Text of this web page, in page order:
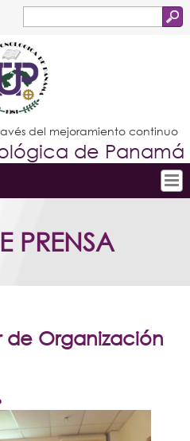
de
búsqueda
del mejoramiento continuo
de Panamá
la UTP
Regionales
PRENSA
de Organización